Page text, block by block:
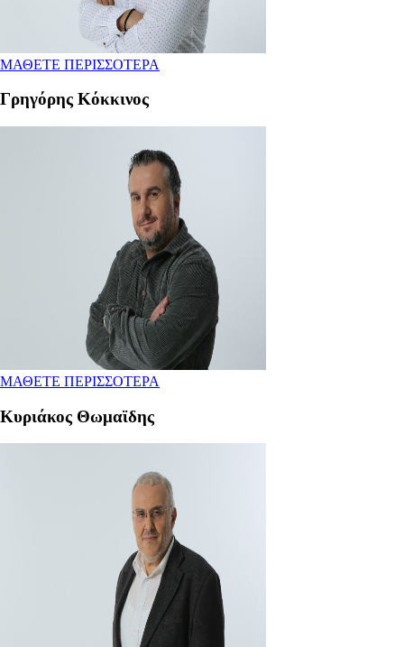
ΜΑΘΕΤΕ ΠΕΡΙΣΣΟΤΕΡΑ
Γρηγόρης Κόκκινος
ΜΑΘΕΤΕ ΠΕΡΙΣΣΟΤΕΡΑ
Κυριάκος Θωμαϊδης